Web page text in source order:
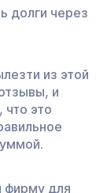
долги через
из этой
и
это
фирму для